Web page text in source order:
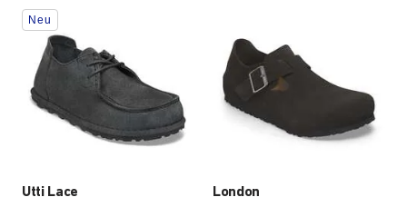
Utti Lace
Durch
Anklicken
Farben
werden
die
Produktbilder
aktualisiert.
Neu
London
Farben
werden
die
Produktbilder
aktualisiert.